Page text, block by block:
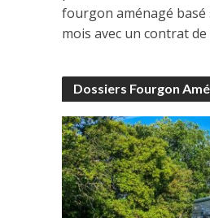
fourgon aménagé basé
mois avec un contrat
Dossiers Fourgon